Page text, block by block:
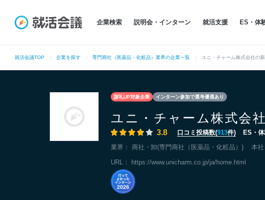
企業検索 説明会・インターン 就活支援 ES・体
就活会議TOP 企業を探す 専門商社（医薬品・化粧品）業界の企業一覧 ユニ・チャーム株式会社の
謝礼UP対象企業 インターン参加で選考優遇あり
ユニ・チャーム株式会社
3.8 口コミ投稿数(913件) ES・
業界： 商社・卸(専門商社（医薬品・化粧品）) 本社
URL： https://www.unicharm.co.jp/ja/home.html